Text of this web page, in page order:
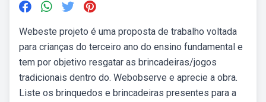
Webeste projeto é uma proposta de trabalho voltada
para crianças do terceiro ano do ensino fundamental e
tem por objetivo resgatar as brincadeiras/jogos
tradicionais dentro do. Webobserve e aprecie a obra.
Liste os brinquedos e brincadeiras presentes para a